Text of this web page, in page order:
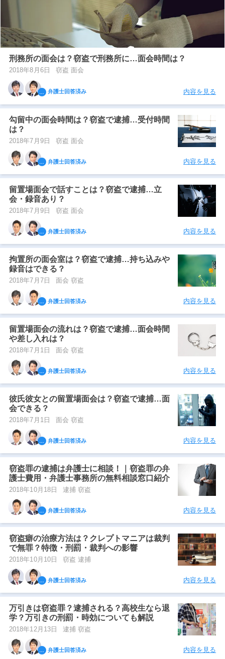
刑務所の面会は？窃盗で刑務所に…面会時間は？
2018年8月6日 窃盗 面会
弁護士回答済み 内容を見る
勾留中の面会時間は？窃盗で逮捕…受付時間
は？
2018年7月9日 窃盗 面会
弁護士回答済み 内容を見る
留置場面会で話すことは？窃盗で逮捕…立
会・録音あり？
2018年7月9日 窃盗 面会
弁護士回答済み 内容を見る
拘置所の面会室は？窃盗で逮捕…持ち込みや
録音はできる？
2018年7月7日 面会 窃盗
弁護士回答済み 内容を見る
留置場面会の流れは？窃盗で逮捕…面会時間
や差し入れは？
2018年7月1日 面会 窃盗
弁護士回答済み 内容を見る
彼氏彼女との留置場面会は？窃盗で逮捕…面
会できる？
2018年7月1日 面会 窃盗
弁護士回答済み 内容を見る
窃盗罪の逮捕は弁護士に相談！｜窃盗罪の弁
護士費用・弁護士事務所の無料相談窓口紹介
2018年10月18日 逮捕 窃盗
弁護士回答済み 内容を見る
窃盗癖の治療方法は？クレプトマニアは裁判
で無罪？特徴・刑罰・裁判への影響
2018年10月10日 窃盗 逮捕
弁護士回答済み 内容を見る
万引きは窃盗罪？逮捕される？高校生なら退
学？万引きの刑罰・時効についても解説
2018年12月13日 逮捕 窃盗
弁護士回答済み 内容を見る